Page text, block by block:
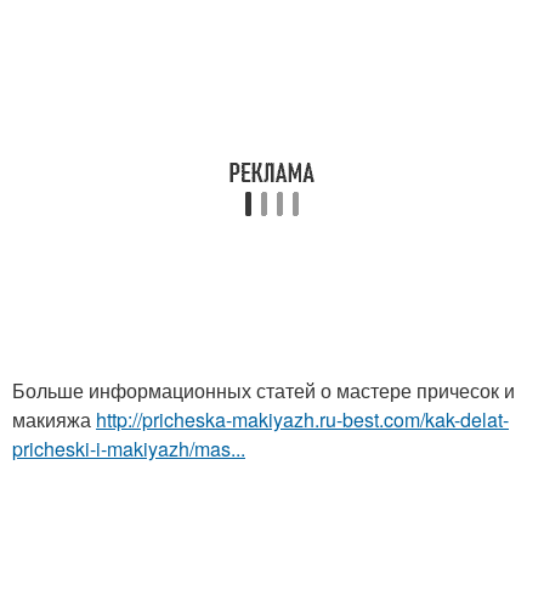
Больше информационных статей о мастере причесок и
макияжа http://pricheska-makiyazh.ru-best.com/kak-delat-
pricheski-i-makiyazh/mas...